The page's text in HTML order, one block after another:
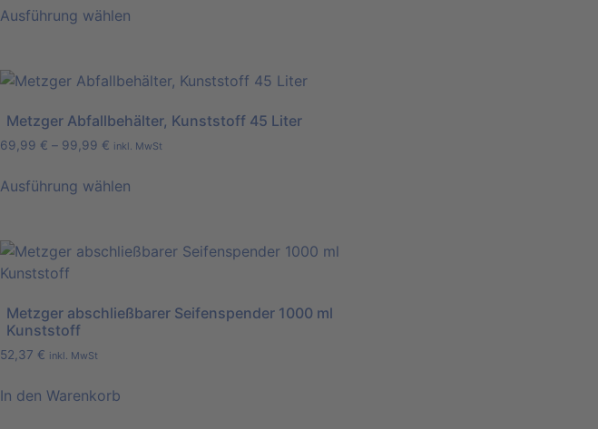
Ausführung wählen
Metzger Abfallbehälter, Kunststoff 45 Liter
69,99 € – 99,99 € inkl. MwSt
Ausführung wählen
Metzger abschließbarer Seifenspender 1000 ml
Kunststoff
52,37 € inkl. MwSt
In den Warenkorb